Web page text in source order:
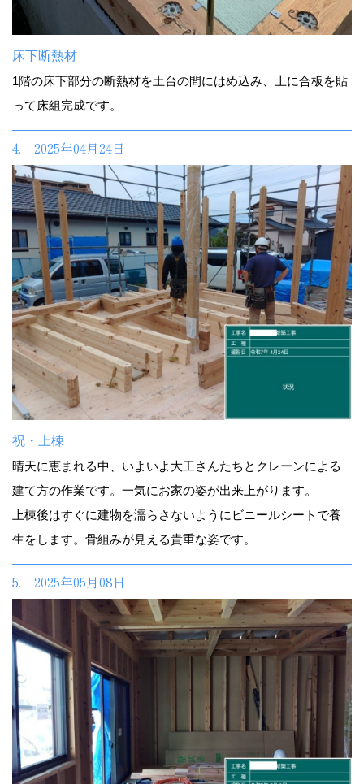
床下断熱材
1階の床下部分の断熱材を土台の間にはめ込み、上に合板を貼
って床組完成です。
4. 2025年04月24日
祝・上棟
晴天に恵まれる中、いよいよ大工さんたちとクレーンによる
建て方の作業です。一気にお家の姿が出来上がります。
上棟後はすぐに建物を濡らさないようにビニールシートで養
生をします。骨組みが見える貴重な姿です。
5. 2025年05月08日